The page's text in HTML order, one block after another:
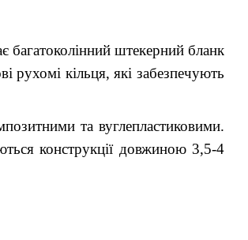
багатоколінний штекерний бланк
рухомі кільця, які забезпечують
та вуглепластиковими.
конструкції довжиною 3,5-4